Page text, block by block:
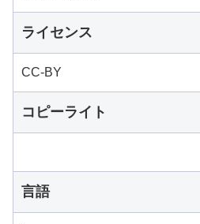
ライセンス
CC-BY
コピーライト
言語